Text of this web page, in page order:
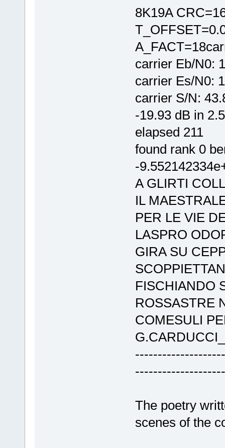
8K19A
carrier Eb/N0:
carrier Es/N0:
carrier S/N:
-19.93 dB in
elapsed 211
found rank 0
-
A GLIRTI
IL
PER LE VIE
LASPRO
GIRA SU
FISCHIANDO
ROSSASTRE
COMESULI
The poetry
scenes of the